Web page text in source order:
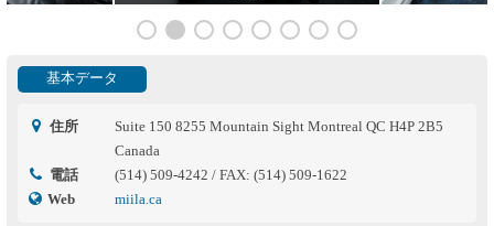
基本データ
住所
Suite 150 8255 Mountain Sight Montreal QC H4P 2B5
Canada
電話
(514) 509-4242 / FAX: (514) 509-1622
Web
miila.ca